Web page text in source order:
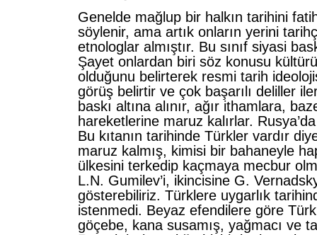
Genelde mağlup bir halkın tarihini
söylenir, ama artık onların yerini
etnologlar almıştır. Bu sınıf siyasi
Şayet onlardan biri söz konusu
olduğunu belirterek resmi tarih
görüş belirtir ve çok başarılı deliller
baskı altına alınır, ağır ithamlara,
hareketlerine maruz kalırlar.
Bu kıtanın tarihinde Türkler vardır
maruz kalmış, kimisi bir bahaneyle
ülkesini terkedip kaçmaya mecbur
L.N. Gumilev’i, ikincisine G.
gösterebiliriz. Türklere uygarlık
istenmedi. Beyaz efendilere göre
göçebe, kana susamış, yağmacı ve